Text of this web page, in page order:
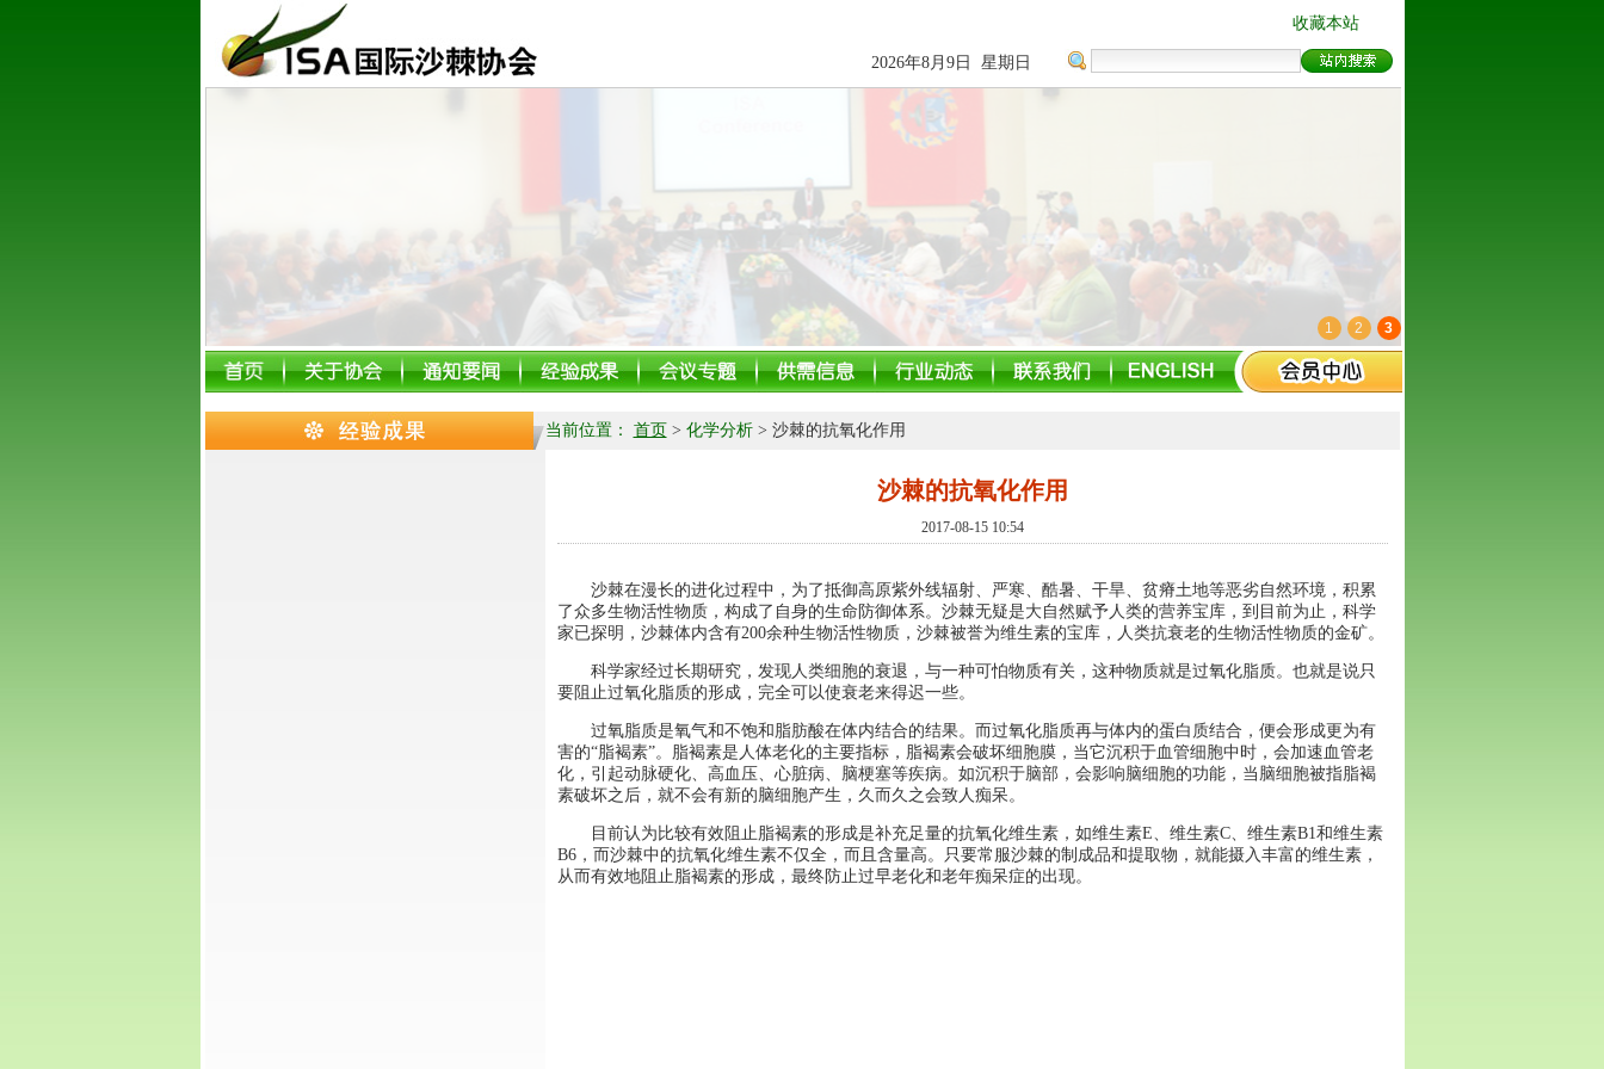
2026年8月9日 星期日
收藏本站
1 2 3
当前位置： 首页 > 化学分析> 沙棘的抗氧化作用
沙棘的抗氧化作用
2017-08-15 10:54
沙棘在漫长的进化过程中，为了抵御高原紫外线辐射、严寒、酷暑、干旱、贫瘠土地等恶劣自然环境，积累
了众多生物活性物质，构成了自身的生命防御体系。沙棘无疑是大自然赋予人类的营养宝库，到目前为止，科学
家已探明，沙棘体内含有200余种生物活性物质，沙棘被誉为维生素的宝库，人类抗衰老的生物活性物质的金矿。
科学家经过长期研究，发现人类细胞的衰退，与一种可怕物质有关，这种物质就是过氧化脂质。也就是说只
要阻止过氧化脂质的形成，完全可以使衰老来得迟一些。
过氧脂质是氧气和不饱和脂肪酸在体内结合的结果。而过氧化脂质再与体内的蛋白质结合，便会形成更为有
害的“脂褐素”。脂褐素是人体老化的主要指标，脂褐素会破坏细胞膜，当它沉积于血管细胞中时，会加速血管老
化，引起动脉硬化、高血压、心脏病、脑梗塞等疾病。如沉积于脑部，会影响脑细胞的功能，当脑细胞被指脂褐
素破坏之后，就不会有新的脑细胞产生，久而久之会致人痴呆。
目前认为比较有效阻止脂褐素的形成是补充足量的抗氧化维生素，如维生素E、维生素C、维生素B1和维生素
B6，而沙棘中的抗氧化维生素不仅全，而且含量高。只要常服沙棘的制成品和提取物，就能摄入丰富的维生素，
从而有效地阻止脂褐素的形成，最终防止过早老化和老年痴呆症的出现。